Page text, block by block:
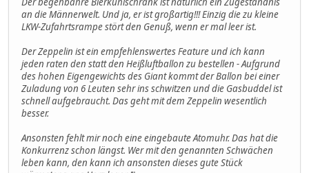
an die Männerwelt. Und ja, er ist großartig!!! Einzig die zu kleine
LKW-Zufahrtsrampe stört den Genuß, wenn er mal leer ist.
Der Zeppelin ist ein empfehlenswertes Feature und ich kann
jeden raten den statt den Heißluftballon zu bestellen - Aufgrund
des hohen Eigengewichts des Giant kommt der Ballon bei einer
Zuladung von 6 Leuten sehr ins schwitzen und die Gasbuddel ist
schnell aufgebraucht. Das geht mit dem Zeppelin wesentlich
besser.
Ansonsten fehlt mir noch eine eingebaute Atomuhr. Das hat die
Konkurrenz schon längst. Wer mit den genannten Schwächen
leben kann, den kann ich ansonsten dieses gute Stück